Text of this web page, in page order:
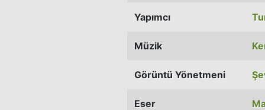
Yapımcı
Müzik
Görüntü Yönetmeni
Eser